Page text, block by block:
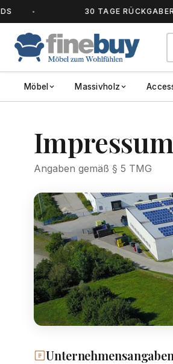
30 TAGE RÜCKGABERECHT
Möbel Massivholz
Impressum
Angaben gemäß § 5 TMG
Unternehmensangaben